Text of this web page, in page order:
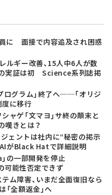
員に 面接で内容追及され困惑
ルギー改善、15人中6人が数
実証は初 Science系列誌掲
ログラム」終了へ──「オリジ
度に移行
ャゲ「文マヨ」サ終の顛末と
嘆きとは？
ェントは社内に“秘密の掲示
がBlack Hatで詳細説明
の一部開発を停止
可能性否定できず
ム障害、いまだ全面復旧なら
全額返金」へ